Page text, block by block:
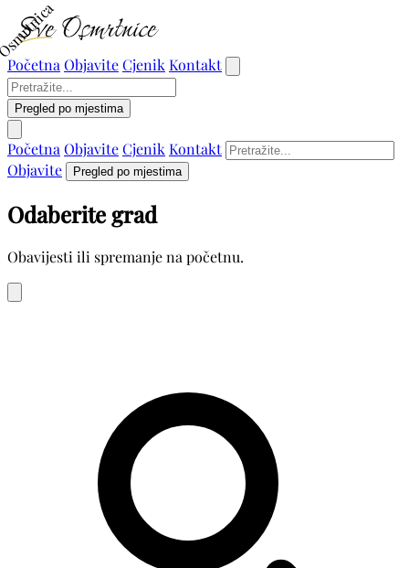
Početna ObjaviteCjenik Kontakt
Pregled po mjestima
Početna ObjaviteCjenik Kontakt
Objavite
Pregled po mjestima
Odaberite grad
Obavijesti ili spremanje na početnu.